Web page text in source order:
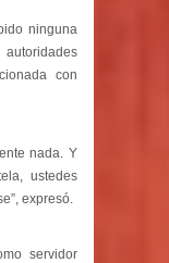
ninguna
con
nada. Y
ustedes
expresó.
servidor